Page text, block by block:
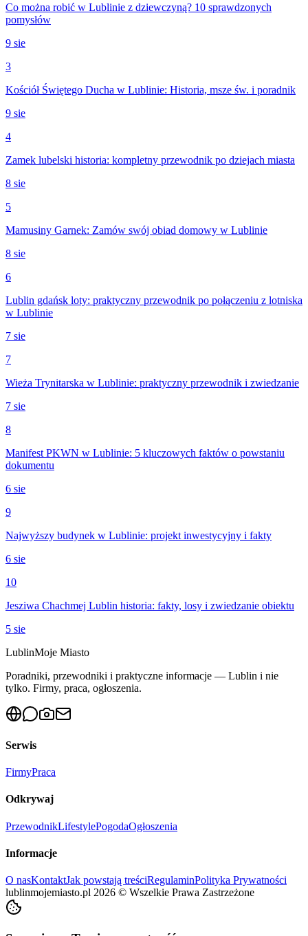
Co można robić w Lublinie z dziewczyną? 10 sprawdzonych
pomysłów
9 sie
3
Kościół Świętego Ducha w Lublinie: Historia, msze św. i poradnik
9 sie
4
Zamek lubelski historia: kompletny przewodnik po dziejach miasta
8 sie
5
Mamusiny Garnek: Zamów swój obiad domowy w Lublinie
8 sie
6
Lublin gdańsk loty: praktyczny przewodnik po połączeniu z lotniska
w Lublinie
7 sie
7
Wieża Trynitarska w Lublinie: praktyczny przewodnik i zwiedzanie
7 sie
8
Manifest PKWN w Lublinie: 5 kluczowych faktów o powstaniu
dokumentu
6 sie
9
Najwyższy budynek w Lublinie: projekt inwestycyjny i fakty
6 sie
10
Jesziwa Chachmej Lublin historia: fakty, losy i zwiedzanie obiektu
5 sie
LublinMoje Miasto
Poradniki, przewodniki i praktyczne informacje — Lublin i nie
tylko. Firmy, praca, ogłoszenia.
Serwis
FirmyPraca
Odkrywaj
PrzewodnikLifestylePogodaOgłoszenia
Informacje
O nasKontaktJak powstają treściRegulaminPolityka Prywatności
lublinmojemiasto.pl 2026 © Wszelkie Prawa Zastrzeżone